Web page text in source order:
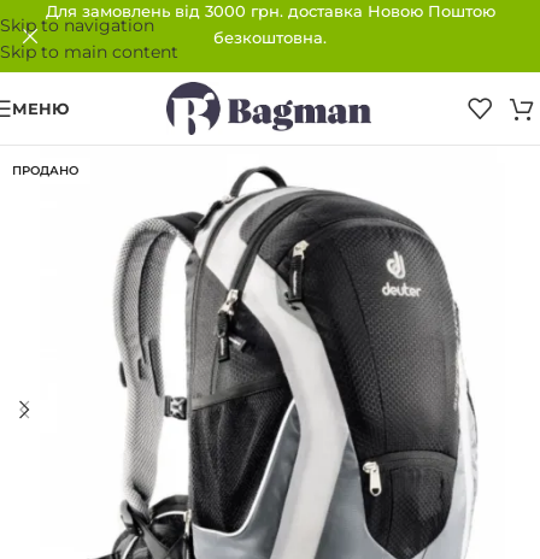
Skip to navigation
Skip to main content
Для замовлень від 3000 грн. доставка Новою Поштою
безкоштовна.
МЕНЮ
ПРОДАНО